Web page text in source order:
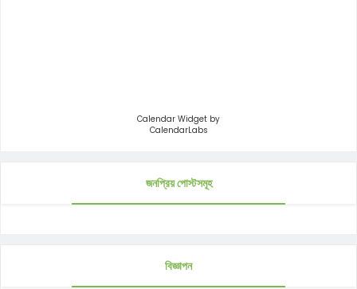
Calendar Widget by
CalendarLabs
জনপ্রিয় পোস্টসমূহ
বিজ্ঞাপন